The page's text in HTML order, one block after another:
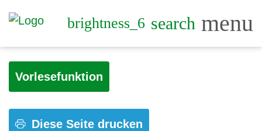
brightness_6 search menu
Vorlesefunktion
Diese Seite drucken